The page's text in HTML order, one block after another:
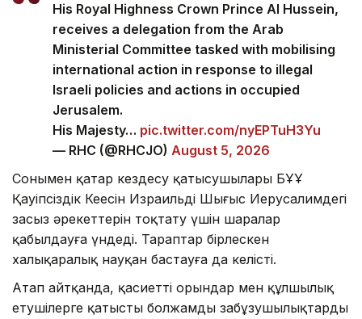
His Royal Highness Crown Prince Al Hussein,
receives a delegation from the Arab
Ministerial Committee tasked with mobilising
international action in response to illegal
Israeli policies and actions in occupied
Jerusalem.
His Majesty… pic.twitter.com/nyEPTuH3Yu
— RHC (@RHCJO) August 5, 2026
Сонымен қатар кездесу қатысушылары БҰҰ
Қауіпсіздік Кеңесін Израильдің Шығыс Иерусалимдегі
заңсыз әрекеттерін тоқтату үшін шаралар
қабылдауға үндеді. Тараптар бірлескен
халықаралық науқан бастауға да келісті.
Атап айтқанда, қасиетті орындар мен құлшылық
етушілерге қатысты болжамды заңбұзушылықтарды